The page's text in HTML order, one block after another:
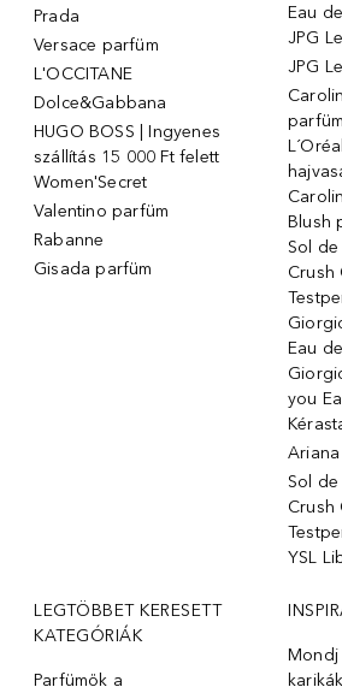
Prada
Versace parfüm
L'OCCITANE
Dolce&Gabbana
HUGO BOSS | Ingyenes
szállítás 15 000 Ft felett
Women'Secret
Valentino parfüm
Rabanne
Gisada parfüm
Eau
JPG
JPG
parfüm
Blush
Sol
Crush
Eau
you
Sol
Crush
YSL
LEGTÖBBET KERESETT
KATEGÓRIÁK
Parfümök ️a
Mondj